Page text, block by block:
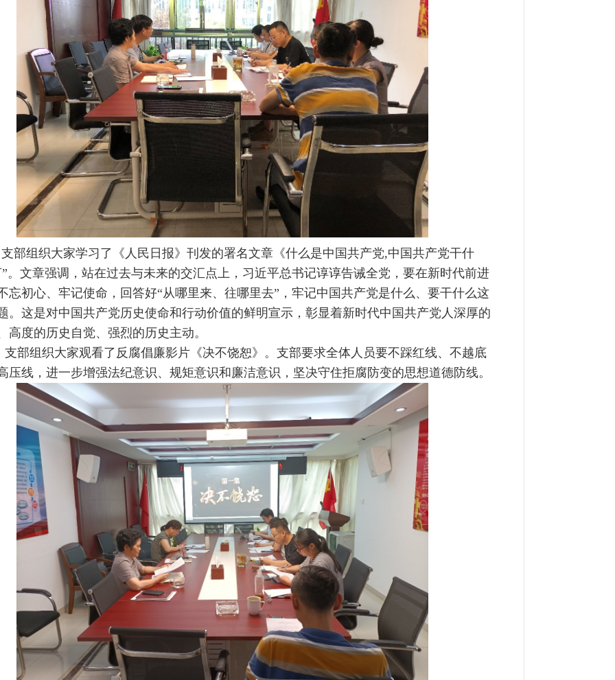
部组织大家学习了《人民日报》刊发的署名文章《什么是中国共产党,中国共产党干什
。文章强调，站在过去与未来的交汇点上，习近平总书记谆谆告诫全党，要在新时代前进
忘初心、牢记使命，回答好“从哪里来、往哪里去”，牢记中国共产党是什么、要干什么这
。这是对中国共产党历史使命和行动价值的鲜明宣示，彰显着新时代中国共产党人深厚的
高度的历史自觉、强烈的历史主动。
组织大家观看了反腐倡廉影片《决不饶恕》。支部要求全体人员要不踩红线、不越底
压线，进一步增强法纪意识、规矩意识和廉洁意识，坚决守住拒腐防变的思想道德防线。